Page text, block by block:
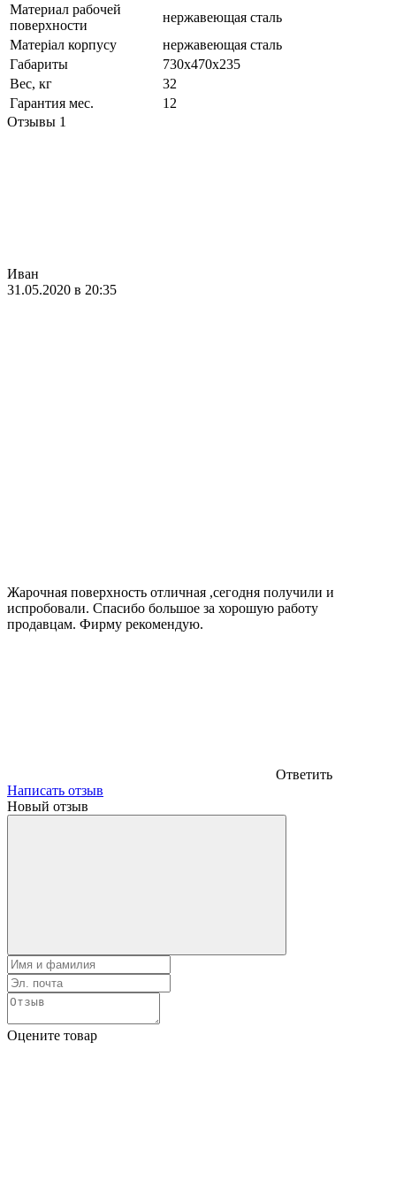
Материал рабочей
поверхности
нержавеющая сталь
Матеріал корпусу
нержавеющая сталь
Габариты
730х470х235
Вес, кг
32
Гарантия мес.
12
Отзывы 1
Иван
31.05.2020 в 20:35
Жарочная поверхность отличная ,сегодня получили и
испробовали. Спасибо большое за хорошую работу
продавцам. Фирму рекомендую.
Ответить
Написать отзыв
Новый отзыв
Оцените товар